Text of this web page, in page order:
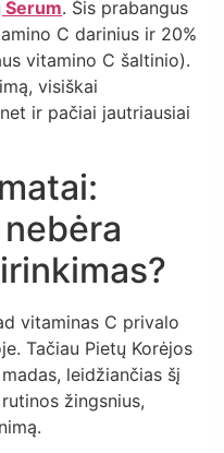
Serum. Šis prabangus
C darinius ir 20%
vitamino C šaltinio).
visiškai
ir pačiai jautriausiai
vitaminas C privalo
Tačiau Pietų Korėjos
leidžiančias šį
žingsnius,